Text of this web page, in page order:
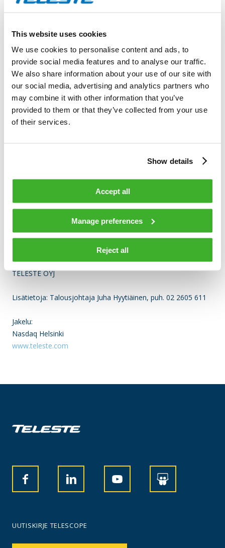
This website uses cookies
We use cookies to personalise content and ads, to
provide social media features and to analyse our traffic.
We also share information about your use of our site with
our social media, advertising and analytics partners who
may combine it with other information that you’ve
provided to them or that they’ve collected from your use
of their services.
Show details
Accept all
Manage preferences
Reject all
Asema: Talousjohtaja
LEI: 743700CJRQRU0007GN59
Ilmoituksen luonne: ENSIMMÄINEN ILMOITUS
Viitenumero: 743700CJRQRU0007GN59_20190408121247_2
____________________________________________
Liiketoimen luonne: OSAKEPALKKION VASTAANOTTAMINEN
Liiketoimien yksityiskohtaiset tiedot
(1): Volyymi: 723 Yksikköhinta: EUR
Liiketoimien yhdistetyt tiedot
(1): Volyymi: 723 Keskihinta: EUR
TELESTE OYJ
Lisätietoja: Talousjohtaja Juha Hyytiäinen, puh. 02 2605 611
Jakelu:
Nasdaq Helsinki
www.teleste.com
UUTISKIRJE TELESCOPE